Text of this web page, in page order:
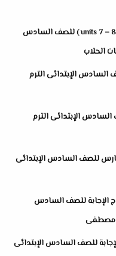
إختبار لغة إنجليزية نصف المنهج (units 7 – 8 – 9 ) للصف السادس
السادس الإبتدائى الترم
السادس الإبتدائى الترم
للصف السادس الإبتدائى
الإجابة للصف السادس
للصف السادس الإبتدائى